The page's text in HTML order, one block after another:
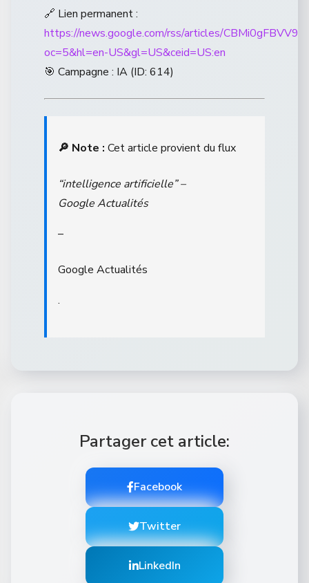
🔗 Lien permanent :
https://news.google.com/rss/articles/
oc=5&hl=en-US&gl=US&ceid=US:en
🎯 Campagne : IA (ID: 614)
🔎 Note : Cet article provient du flux
“intelligence artificielle” –
Google Actualités
–
Google Actualités
.
Partager cet article:
Facebook
Twitter
LinkedIn